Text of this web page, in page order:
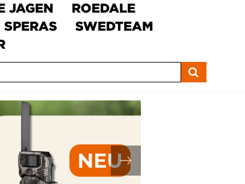
JAGEN
ROEDALE
SPERAS
SWEDTEAM